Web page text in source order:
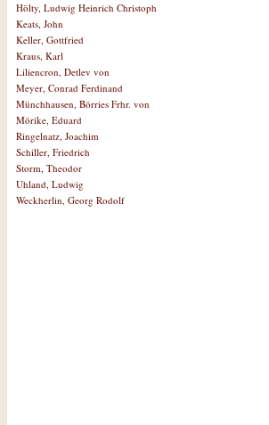
Hölty, Ludwig Heinrich Christoph
Keats, John
Keller, Gottfried
Kraus, Karl
Liliencron, Detlev von
Meyer, Conrad Ferdinand
Münchhausen, Börries Frhr. von
Mörike, Eduard
Ringelnatz, Joachim
Schiller, Friedrich
Storm, Theodor
Uhland, Ludwig
Weckherlin, Georg Rodolf